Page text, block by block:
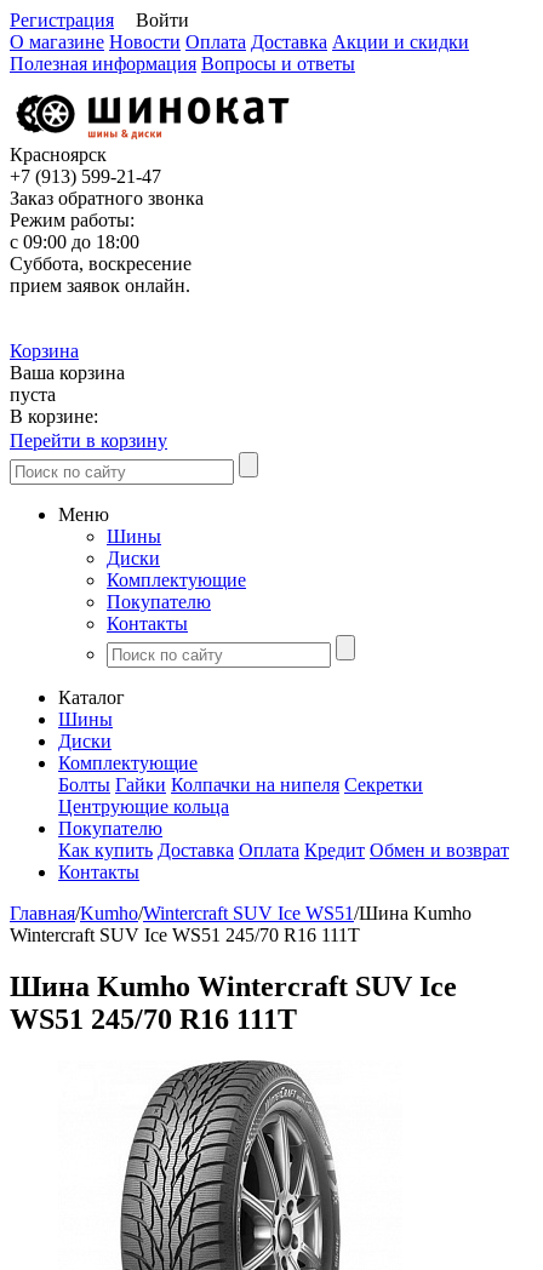
Регистрация
Войти
О магазине Новости Оплата Доставка Акции и скидки
Полезная информация Вопросы и ответы
Красноярск
+7 (913) 599-21-47
Заказ обратного звонка
Режим работы:
с 09:00 до 18:00
Суббота, воскресение
прием заявок онлайн.
Корзина
Ваша корзина
пуста
В корзине:
Перейти в корзину
Меню
Шины
Диски
Комплектующие
Покупателю
Контакты
Каталог
Шины
Диски
Комплектующие
Болты Гайки Колпачки на нипеля Секретки
Центрующие кольца
Покупателю
Как купить Доставка Оплата Кредит Обмен и возврат
Контакты
Главная/Kumho/Wintercraft SUV Ice WS51/Шина Kumho
Wintercraft SUV Ice WS51 245/70 R16 111T
Шина Kumho Wintercraft SUV Ice
WS51 245/70 R16 111T